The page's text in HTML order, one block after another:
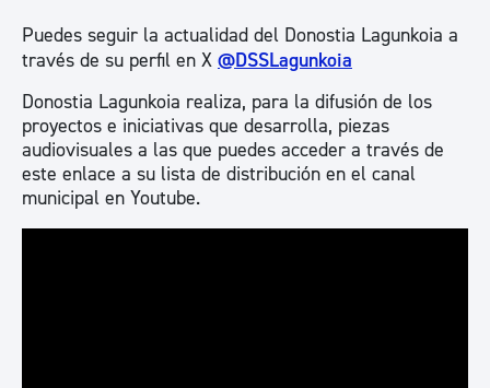
Puedes seguir la actualidad del Donostia Lagunkoia a
través de su perfil en X @DSSLagunkoia
Donostia Lagunkoia realiza, para la difusión de los
proyectos e iniciativas que desarrolla, piezas
audiovisuales a las que puedes acceder a través de
este enlace a su lista de distribución en el canal
municipal en Youtube.